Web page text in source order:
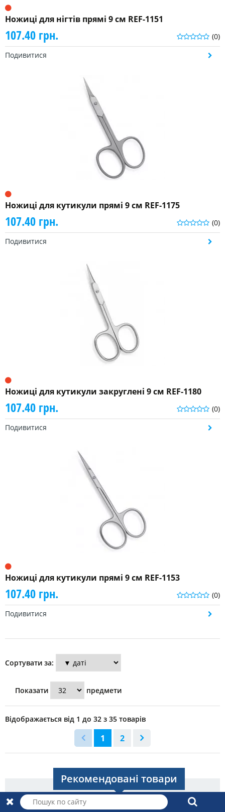
Ножиці для нігтів прямі 9 см REF-1151
(0)
107.40 грн.
Подивитися
Ножиці для кутикули прямі 9 см REF-1175
(0)
107.40 грн.
Подивитися
Ножиці для кутикули закруглені 9 см REF-1180
(0)
107.40 грн.
Подивитися
Ножиці для кутикули прямі 9 см REF-1153
(0)
107.40 грн.
Подивитися
Сортувати за:
Показати предмети
Відображається від 1 до 32 з 35 товарів
1 2
Рекомендовані товари